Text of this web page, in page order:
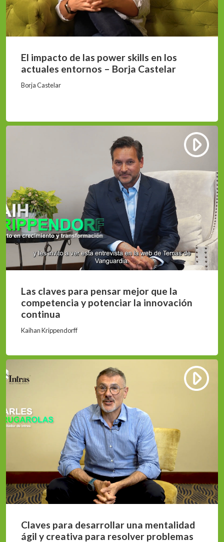
El impacto de las power skills en los
actuales entornos – Borja Castelar
Borja Castelar
Las claves para pensar mejor que la
competencia y potenciar la innovación
continua
Kaihan Krippendorff
Claves para desarrollar una mentalidad
ágil y creativa para resolver problemas